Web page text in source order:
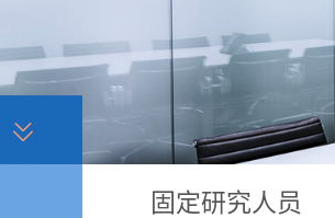
固定研究人员